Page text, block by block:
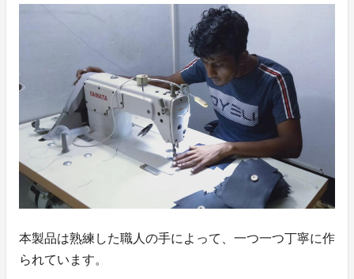
本製品は熟練した職人の手によって、一つ一つ丁寧に作
られています。